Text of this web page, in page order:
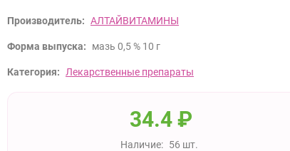
Производитель: АЛТАЙВИТАМИНЫ
Форма выпуска: мазь 0,5 % 10 г
Категория: Лекарственные препараты
34.4 ₽
Наличие: 56 шт.